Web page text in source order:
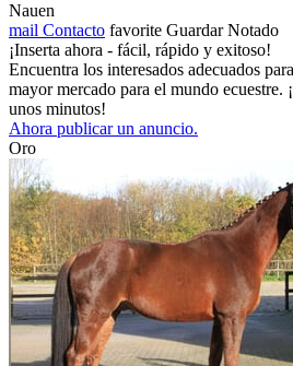
Nauen
mail Contacto favorite Guardar Notado
¡Inserta ahora - fácil, rápido y exitoso!
Encuentra los interesados adecuados
mayor mercado para el mundo ecuestre.
unos minutos!
Ahora publicar un anuncio.
Oro